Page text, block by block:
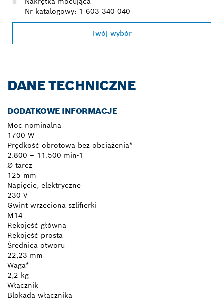
Nr katalogowy: 1 603 340 040
Twój wybór
DANE TECHNICZNE
DODATKOWE INFORMACJE
Moc nominalna
1700 W
Prędkość obrotowa bez obciążenia*
2.800 – 11.500 min-1
Ø tarcz
125 mm
Napięcie, elektryczne
230 V
Gwint wrzeciona szlifierki
M14
Rękojeść główna
Rękojeść prosta
Średnica otworu
22,23 mm
Waga*
2,2 kg
Włącznik
Blokada włącznika